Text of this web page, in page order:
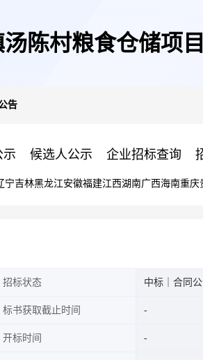
陈村粮食仓储项
告
示 候选人公示 企业招标查询
宁吉林黑龙江安徽福建江西湖南广西海南重庆
招标状态 中标｜合同
标书获取截止时间
开标时间